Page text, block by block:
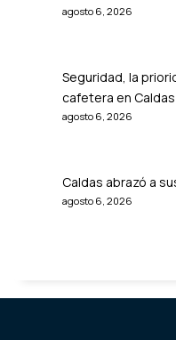
agosto 6, 2026
Seguridad, la
cafetera en Caldas
agosto 6, 2026
Caldas abrazó a
agosto 6, 2026